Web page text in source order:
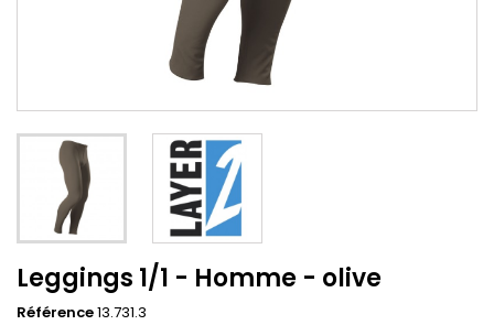
Leggings 1/1 - Homme - olive
Référence13.731.3